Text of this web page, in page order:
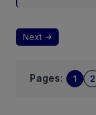
Next
Pages: 1 2